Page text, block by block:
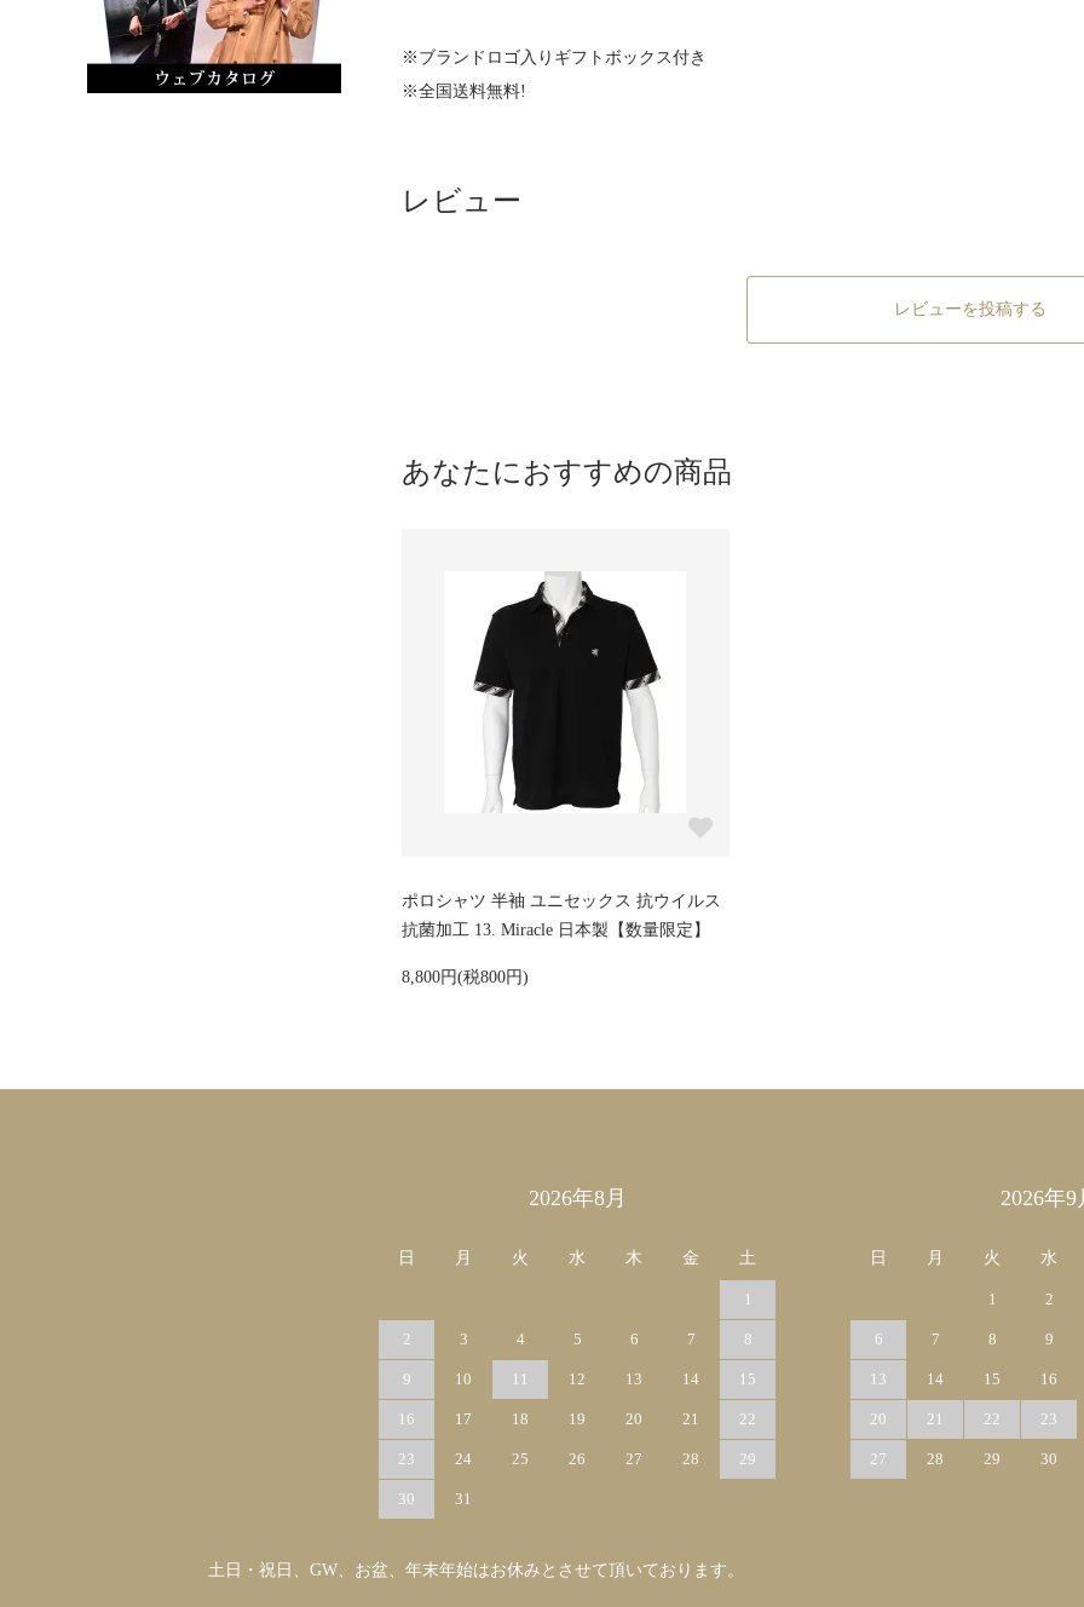
※ブランドロゴ入りギフトボックス付き
※全国送料無料!
レビュー
レビューを投稿する
あなたにおすすめの商品
ポロシャツ 半袖 ユニセックス 抗ウイルス
抗菌加工 13. Miracle 日本製【数量限定】
8,800円(税800円)
2026年8月
日 月 火 水 木 金 土
1
2 3 4 5 6 7 8
9 10 11 12 13 14 15
16 17 18 19 20 21 22
23 24 25 26 27 28 29
30 31
2026年9
日 月 火 水
1 2
6 7 8 9
13 14 15 16
20 21 22 23
27 28 29 30
土日・祝日、GW、お盆、年末年始はお休みとさせて頂いております。